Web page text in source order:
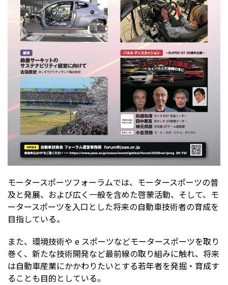
モータースポーツフォーラムでは、モータースポーツの普
及と発展、および広く⼀般を含めた啓蒙活動、そして、モ
ータースポーツを⼊⼝とした将来の⾃動⾞技術者の育成を
⽬指している。
また、環境技術や e スポーツなどモータースポーツを取り
巻く、新たな技術開発など最前線の取り組みに触れ、将来
は⾃動⾞産業にかかわりたいとする若年者を発掘・育成す
ることも⽬的としている。